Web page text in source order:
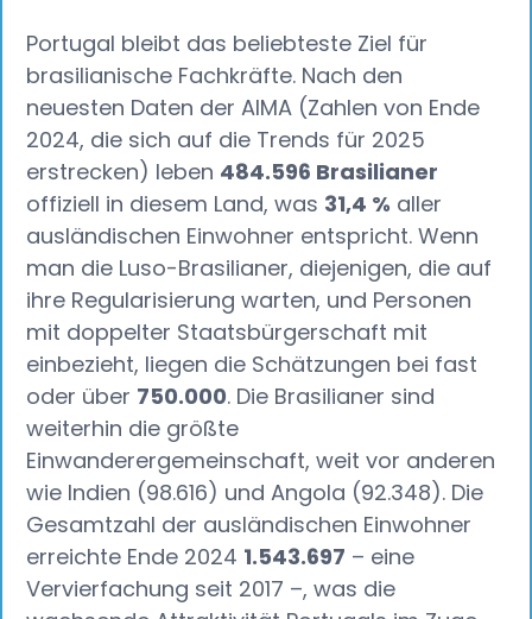
Portugal bleibt das beliebteste Ziel für
brasilianische Fachkräfte. Nach den
neuesten Daten der AIMA (Zahlen von Ende
2024, die sich auf die Trends für 2025
erstrecken) leben 484.596 Brasilianer
offiziell in diesem Land, was 31,4 % aller
ausländischen Einwohner entspricht. Wenn
man die Luso-Brasilianer, diejenigen, die auf
ihre Regularisierung warten, und Personen
mit doppelter Staatsbürgerschaft mit
einbezieht, liegen die Schätzungen bei fast
oder über 750.000. Die Brasilianer sind
weiterhin die größte
Einwanderergemeinschaft, weit vor anderen
wie Indien (98.616) und Angola (92.348). Die
Gesamtzahl der ausländischen Einwohner
erreichte Ende 2024 1.543.697 – eine
Vervierfachung seit 2017 –, was die